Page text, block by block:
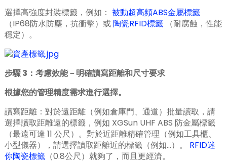
選擇高強度封裝標籤，例如： 被動超高頻ABS金屬標籤
（IP68防水防塵，抗衝擊）或 陶瓷RFID標籤（耐腐蝕，性能
穩定）。
步驟 3：考慮效能－明確讀寫距離和尺寸要求
根據您的管理精度需求進行選擇。
讀寫距離：對於遠距離（例如倉庫門、通道）批量讀取，請
選擇讀取距離遠的標籤，例如 XGSun UHF ABS 防金屬標籤
（最遠可達 11 公尺）。對於近距離精確管理（例如工具櫃、
小型儀器），請選擇讀取距離近的標籤（例如…）。 RFID迷
你陶瓷標籤（0.8公尺）就夠了，而且更經濟。